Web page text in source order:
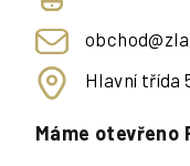
Hlavní třída
Máme otevřeno